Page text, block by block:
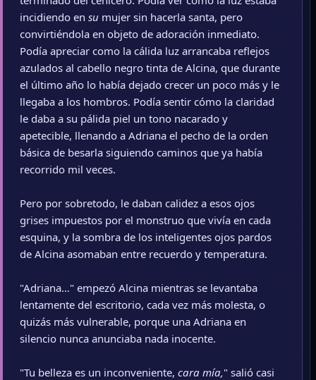
incidiendo en su mujer sin hacerla santa, pero
convirtiéndola en objeto de adoración inmediato.
Podía apreciar como la cálida luz arrancaba reflejos
azulados al cabello negro tinta de Alcina, que durante
el último año lo había dejado crecer un poco más y le
llegaba a los hombros. Podía sentir cómo la claridad
le daba a su pálida piel un tono nacarado y
apetecible, llenando a Adriana el pecho de la orden
básica de besarla siguiendo caminos que ya había
recorrido mil veces.
Pero por sobretodo, le daban calidez a esos ojos
grises impuestos por el monstruo que vivía en cada
esquina, y la sombra de los inteligentes ojos pardos
de Alcina asomaban entre recuerdo y temperatura.
"Adriana…" empezó Alcina mientras se levantaba
lentamente del escritorio, cada vez más molesta, o
quizás más vulnerable, porque una Adriana en
silencio nunca anunciaba nada inocente.
"Tu belleza es un inconveniente, cara mía," salió casi